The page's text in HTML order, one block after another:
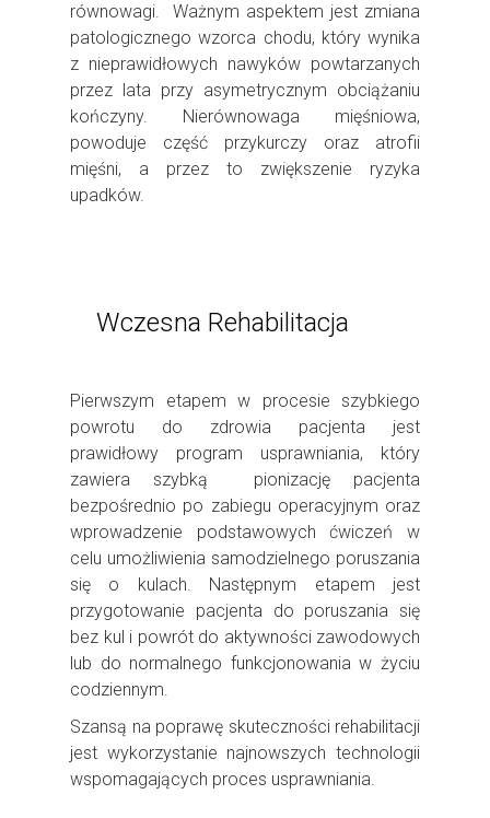
równowagi.
Ważnym aspektem jest zmiana
patologicznego wzorca chodu, który wynika
z nieprawidłowych nawyków powtarzanych
przez lata przy asymetrycznym obciążaniu
kończyny. Nierównowaga mięśniowa,
powoduje część przykurczy oraz atrofii
mięśni, a przez to zwiększenie ryzyka
upadków.
Wczesna Rehabilitacja
Pierwszym etapem w procesie szybkiego
powrotu do zdrowia pacjenta jest
prawidłowy program usprawniania, który
zawiera szybką
pionizację pacjenta
bezpośrednio po zabiegu operacyjnym oraz
wprowadzenie podstawowych ćwiczeń w
celu umożliwienia samodzielnego poruszania
się o kulach. Następnym etapem jest
przygotowanie pacjenta do poruszania się
bez kul i powrót do aktywności zawodowych
lub do normalnego funkcjonowania w życiu
codziennym.
Szansą na poprawę skuteczności rehabilitacji
jest wykorzystanie najnowszych technologii
wspomagających proces usprawniania.